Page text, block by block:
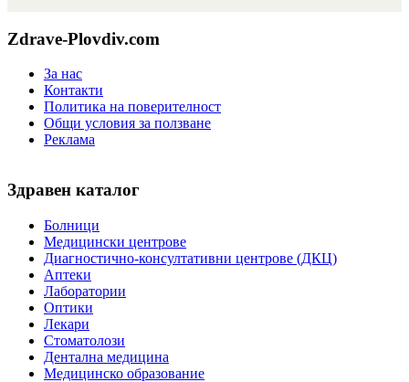
Zdrave-Plovdiv.com
За нас
Контакти
Политика на поверителност
Общи условия за ползване
Реклама
Здравен каталог
Болници
Медицински центрове
Диагностично-консултативни центрове (ДКЦ)
Аптеки
Лаборатории
Оптики
Лекари
Стоматолози
Дентална медицина
Медицинско образование